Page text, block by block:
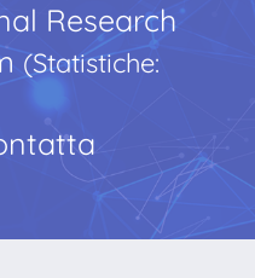
Research
(Statistiche: